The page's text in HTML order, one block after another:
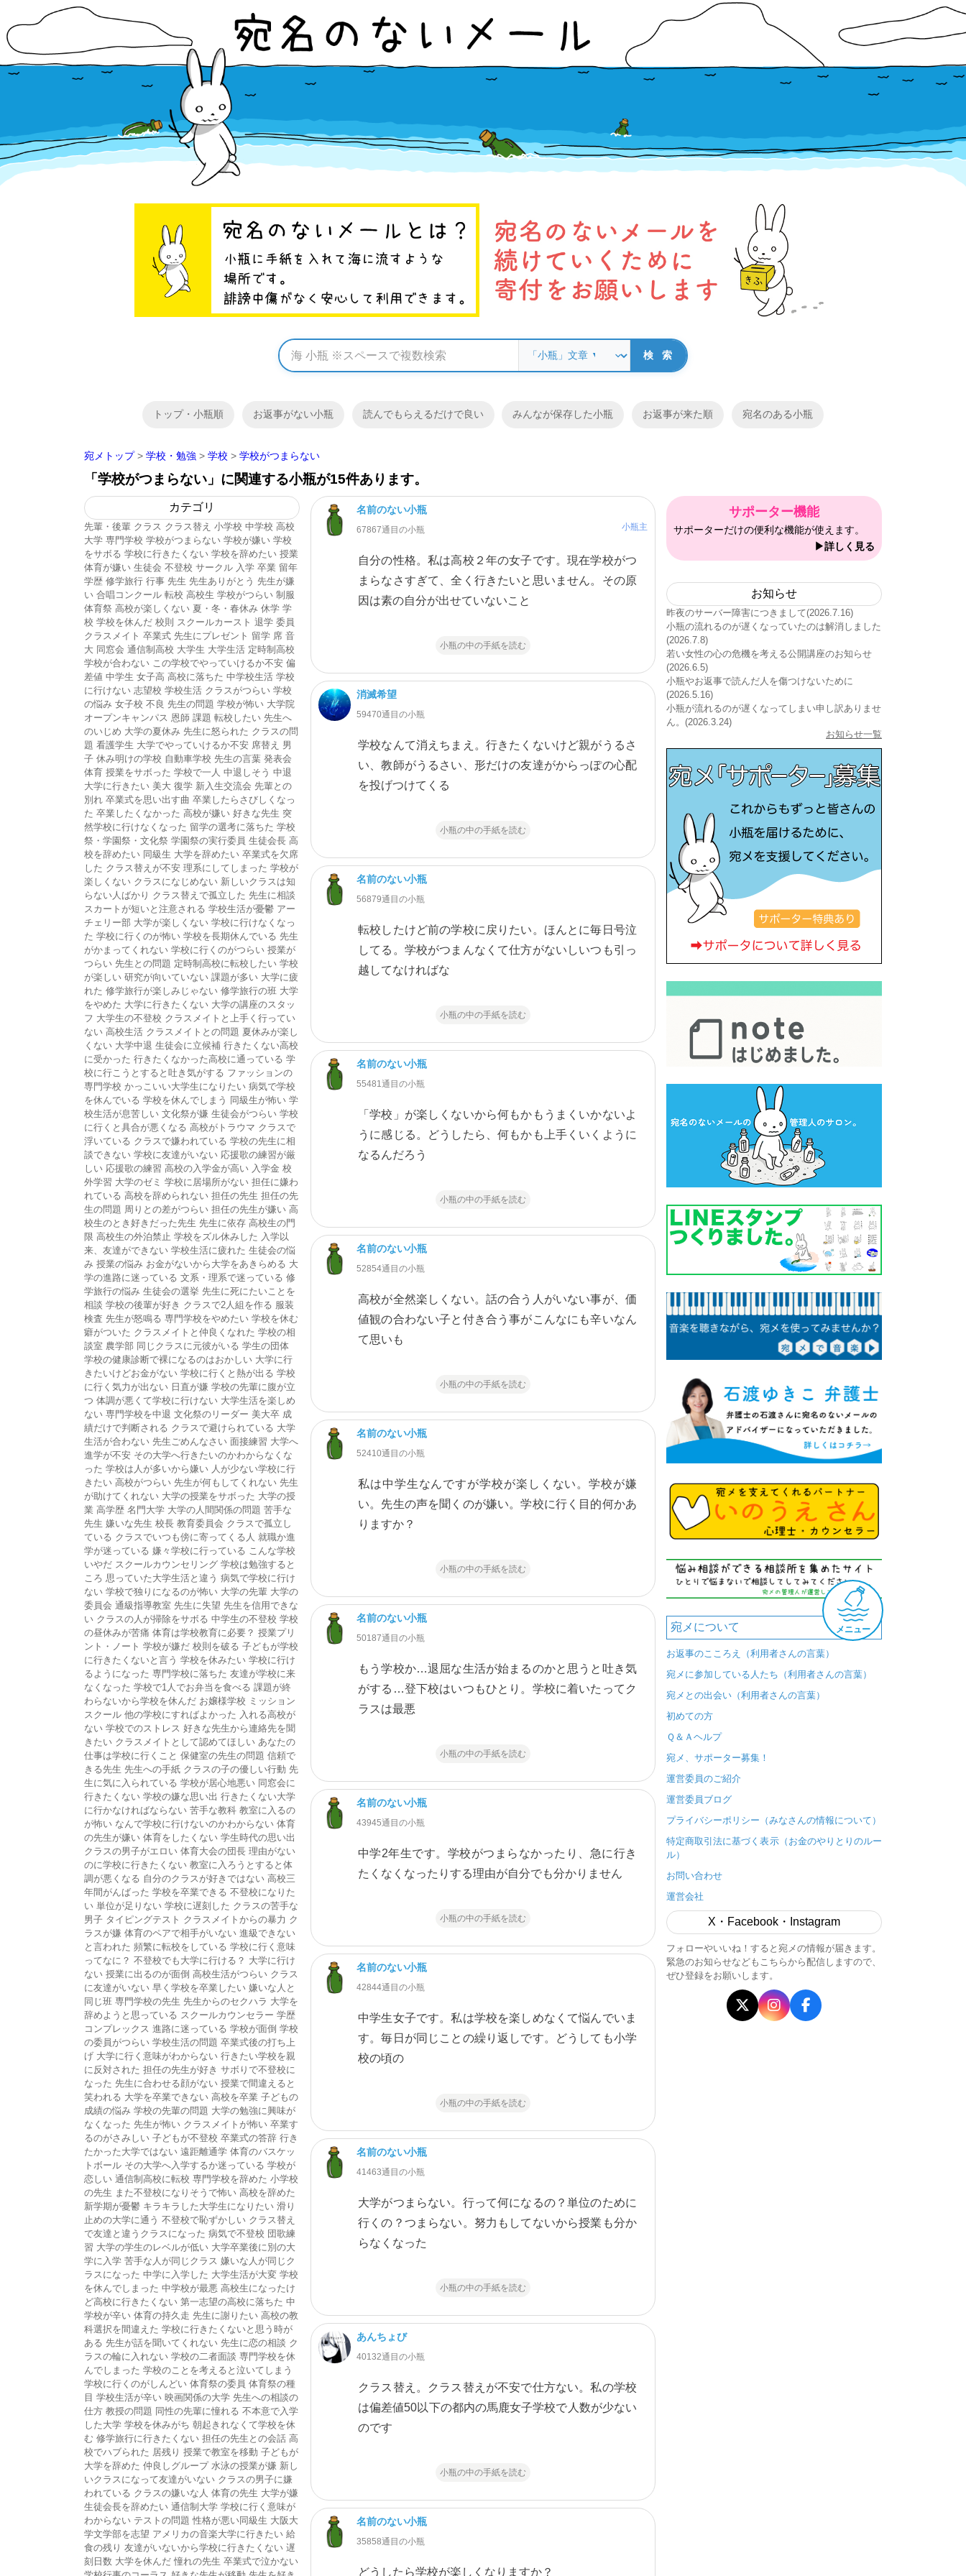
メニュー
トップ・小瓶順 お返事がない小瓶 読んでもらえるだけで良い みんなが保存した小瓶 お返事が来た順 宛名のある小瓶
宛メトップ > 学校・勉強 > 学校 > 学校がつまらない
「学校がつまらない」に関連する小瓶が15件あります。
カテゴリ
先輩・後輩 クラス クラス替え 小学校 中学校 高校
大学 専門学校 学校がつまらない 学校が嫌い 学校
をサボる 学校に行きたくない 学校を辞めたい 授業
体育が嫌い 生徒会 不登校 サークル 入学 卒業 留年
学歴 修学旅行 行事 先生 先生ありがとう 先生が嫌
い 合唱コンクール 転校 高校生 学校がつらい 制服
体育祭 高校が楽しくない 夏・冬・春休み 休学 学
校 学校を休んだ 校則 スクールカースト 退学 委員
クラスメイト 卒業式 先生にプレゼント 留学 席 音
大 同窓会 通信制高校 大学生 大学生活 定時制高校
学校が合わない この学校でやっていけるか不安 偏
差値 中学生 女子高 高校に落ちた 中学校生活 学校
に行けない 志望校 学校生活 クラスがつらい 学校
の悩み 女子校 不良 先生の問題 学校が怖い 大学院
オープンキャンパス 恩師 課題 転校したい 先生へ
のいじめ 大学の夏休み 先生に怒られた クラスの問
題 看護学生 大学でやっていけるか不安 席替え 男
子 休み明けの学校 自動車学校 先生の言葉 発表会
体育 授業をサボった 学校で一人 中退しそう 中退
大学に行きたい 美大 復学 新入生交流会 先輩との
別れ 卒業式を思い出す曲 卒業したらさびしくなっ
た 卒業したくなかった 高校が嫌い 好きな先生 突
然学校に行けなくなった 留学の選考に落ちた 学校
祭・学園祭・文化祭 学園祭の実行委員 生徒会長 高
校を辞めたい 同級生 大学を辞めたい 卒業式を欠席
した クラス替えが不安 理系にしてしまった 学校が
楽しくない クラスになじめない 新しいクラスは知
らない人ばかり クラス替えで孤立した 先生に相談
スカートが短いと注意される 学校生活が憂鬱 アー
チェリー部 大学が楽しくない 学校に行けなくなっ
た 学校に行くのが怖い 学校を長期休んでいる 先生
がかまってくれない 学校に行くのがつらい 授業が
つらい 先生との問題 定時制高校に転校したい 学校
が楽しい 研究が向いていない 課題が多い 大学に疲
れた 修学旅行が楽しみじゃない 修学旅行の班 大学
をやめた 大学に行きたくない 大学の講座のスタッ
フ 大学生の不登校 クラスメイトと上手く行ってい
ない 高校生活 クラスメイトとの問題 夏休みが楽し
くない 大学中退 生徒会に立候補 行きたくない高校
に受かった 行きたくなかった高校に通っている 学
校に行こうとすると吐き気がする ファッションの
専門学校 かっこいい大学生になりたい 病気で学校
を休んでいる 学校を休んでしまう 同級生が怖い 学
校生活が息苦しい 文化祭が嫌 生徒会がつらい 学校
に行くと具合が悪くなる 高校がトラウマ クラスで
浮いている クラスで嫌われている 学校の先生に相
談できない 学校に友達がいない 応援歌の練習が厳
しい 応援歌の練習 高校の入学金が高い 入学金 校
外学習 大学のゼミ 学校に居場所がない 担任に嫌わ
れている 高校を辞められない 担任の先生 担任の先
生の問題 周りとの差がつらい 担任の先生が嫌い 高
校生のとき好きだった先生 先生に依存 高校生の門
限 高校生の外泊禁止 学校をズル休みした 入学以
来、友達ができない 学校生活に疲れた 生徒会の悩
み 授業の悩み お金がないから大学をあきらめる 大
学の進路に迷っている 文系・理系で迷っている 修
学旅行の悩み 生徒会の選挙 先生に死にたいことを
相談 学校の後輩が好き クラスで2人組を作る 服装
検査 先生が怒鳴る 専門学校をやめたい 学校を休む
癖がついた クラスメイトと仲良くなれた 学校の相
談室 農学部 同じクラスに元彼がいる 学生の団体
学校の健康診断で裸になるのはおかしい 大学に行
きたいけどお金がない 学校に行くと熱が出る 学校
に行く気力が出ない 日直が嫌 学校の先輩に腹が立
つ 体調が悪くて学校に行けない 大学生活を楽しめ
ない 専門学校を中退 文化祭のリーダー 美大卒 成
績だけで判断される クラスで避けられている 大学
生活が合わない 先生ごめんなさい 面接練習 大学へ
進学が不安 その大学へ行きたいのかわからなくな
った 学校は人が多いから嫌い 人が少ない学校に行
きたい 高校がつらい 先生が何もしてくれない 先生
が助けてくれない 大学の授業をサボった 大学の授
業 高学歴 名門大学 大学の人間関係の問題 苦手な
先生 嫌いな先生 校長 教育委員会 クラスで孤立し
ている クラスでいつも傍に寄ってくる人 就職か進
学が迷っている 嫌々学校に行っている こんな学校
いやだ スクールカウンセリング 学校は勉強すると
ころ 思っていた大学生活と違う 病気で学校に行け
ない 学校で独りになるのが怖い 大学の先輩 大学の
委員会 通級指導教室 先生に失望 先生を信用できな
い クラスの人が掃除をサボる 中学生の不登校 学校
の昼休みが苦痛 体育は学校教育に必要？ 授業プリ
ント・ノート 学校が嫌だ 校則を破る 子どもが学校
に行きたくないと言う 学校を休みたい 学校に行け
るようになった 専門学校に落ちた 友達が学校に来
なくなった 学校で1人でお弁当を食べる 課題が終
わらないから学校を休んだ お嬢様学校 ミッション
スクール 他の学校にすればよかった 入れる高校が
ない 学校でのストレス 好きな先生から連絡先を聞
きたい クラスメイトとして認めてほしい あなたの
仕事は学校に行くこと 保健室の先生の問題 信頼で
きる先生 先生への手紙 クラスの子の優しい行動 先
生に気に入られている 学校が居心地悪い 同窓会に
行きたくない 学校の嫌な思い出 行きたくない大学
に行かなければならない 苦手な教科 教室に入るの
が怖い なんで学校に行けないのかわからない 体育
の先生が嫌い 体育をしたくない 学生時代の思い出
クラスの男子がエロい 体育大会の団長 理由がない
のに学校に行きたくない 教室に入ろうとすると体
調が悪くなる 自分のクラスが好きではない 高校三
年間がんばった 学校を卒業できる 不登校になりた
い 単位が足りない 学校に遅刻した クラスの苦手な
男子 タイピングテスト クラスメイトからの暴力 ク
ラスが嫌 体育のペアで相手がいない 進級できない
と言われた 頻繁に転校をしている 学校に行く意味
ってなに？ 不登校でも大学に行ける？ 大学に行け
ない 授業に出るのが面倒 高校生活がつらい クラス
に友達がいない 早く学校を卒業したい 嫌いな人と
同じ班 専門学校の先生 先生からのセクハラ 大学を
辞めようと思っている スクールカウンセラー 学歴
コンプレックス 進路に迷っている 学校が面倒 学校
の委員がつらい 学校生活の問題 卒業式後の打ち上
げ 大学に行く意味がわからない 行きたい学校を親
に反対された 担任の先生が好き サボりで不登校に
なった 先生に合わせる顔がない 授業で間違えると
笑われる 大学を卒業できない 高校を卒業 子どもの
成績の悩み 学校の先輩の問題 大学の勉強に興味が
なくなった 先生が怖い クラスメイトが怖い 卒業す
るのがさみしい 子どもが不登校 卒業式の答辞 行き
たかった大学ではない 遠距離通学 体育のバスケッ
トボール その大学へ入学するか迷っている 学校が
恋しい 通信制高校に転校 専門学校を辞めた 小学校
の先生 また不登校になりそうで怖い 高校を辞めた
新学期が憂鬱 キラキラした大学生になりたい 滑り
止めの大学に通う 不登校で恥ずかしい クラス替え
で友達と違うクラスになった 病気で不登校 団歌練
習 大学の学生のレベルが低い 大学卒業後に別の大
学に入学 苦手な人が同じクラス 嫌いな人が同じク
ラスになった 中学に入学した 大学生活が大変 学校
を休んでしまった 中学校が最悪 高校生になったけ
ど高校に行きたくない 第一志望の高校に落ちた 中
学校が辛い 体育の持久走 先生に謝りたい 高校の教
科選択を間違えた 学校に行きたくないと思う時が
ある 先生が話を聞いてくれない 先生に恋の相談 ク
ラスの輪に入れない 学校の二者面談 専門学校を休
んでしまった 学校のことを考えると泣いてしまう
学校に行くのがしんどい 体育祭の委員 体育祭の種
目 学校生活が辛い 映画関係の大学 先生への相談の
仕方 教授の問題 同性の先輩に憧れる 不本意で入学
した大学 学校を休みがち 朝起きれなくて学校を休
む 修学旅行に行きたくない 担任の先生との会話 高
校でハブられた 居残り 授業で教室を移動 子どもが
大学を辞めた 仲良しグループ 水泳の授業が嫌 新し
いクラスになって友達がいない クラスの男子に嫌
われている クラスの嫌いな人 体育の先生 大学が嫌
生徒会長を辞めたい 通信制大学 学校に行く意味が
わからない テストの問題 性格が悪い同級生 大阪大
学文学部を志望 アメリカの音楽大学に行きたい 給
食の残り 友達がいないから学校に行きたくない 遅
刻日数 大学を休んだ 憧れの先生 卒業式で泣かない
名前のない小瓶
67867通目の小瓶 小瓶主
自分の性格。私は高校２年の女子です。現在学校がつ
まらなさすぎて、全く行きたいと思いません。その原
因は素の自分が出せていないこと
小瓶の中の手紙を読む
消滅希望
59470通目の小瓶
学校なんて消えちまえ。行きたくないけど親がうるさ
い、教師がうるさい、形だけの友達がからっぽの心配
を投げつけてくる
小瓶の中の手紙を読む
名前のない小瓶
56879通目の小瓶
転校したけど前の学校に戻りたい。ほんとに毎日号泣
してる。学校がつまんなくて仕方がないしいつも引っ
越してなければな
小瓶の中の手紙を読む
名前のない小瓶
55481通目の小瓶
「学校」が楽しくないから何もかもうまくいかないよ
うに感じる。どうしたら、何もかも上手くいくように
なるんだろう
小瓶の中の手紙を読む
名前のない小瓶
52854通目の小瓶
高校が全然楽しくない。話の合う人がいない事が、価
値観の合わない子と付き合う事がこんなにも辛いなん
て思いも
小瓶の中の手紙を読む
名前のない小瓶
52410通目の小瓶
私は中学生なんですが学校が楽しくない。学校が嫌
い。先生の声を聞くのが嫌い。学校に行く目的何かあ
りますか？
小瓶の中の手紙を読む
名前のない小瓶
50187通目の小瓶
もう学校か…退屈な生活が始まるのかと思うと吐き気
がする…登下校はいつもひとり。学校に着いたってク
ラスは最悪
小瓶の中の手紙を読む
名前のない小瓶
43945通目の小瓶
中学2年生です。学校がつまらなかったり、急に行き
たくなくなったりする理由が自分でも分かりません
小瓶の中の手紙を読む
名前のない小瓶
42844通目の小瓶
中学生女子です。私は学校を楽しめなくて悩んでいま
す。毎日が同じことの繰り返しです。どうしても小学
校の頃の
小瓶の中の手紙を読む
名前のない小瓶
41463通目の小瓶
大学がつまらない。行って何になるの？単位のために
行くの？つまらない。努力もしてないから授業も分か
らなくなった
小瓶の中の手紙を読む
あんちょび
40132通目の小瓶
クラス替え。クラス替えが不安で仕方ない。私の学校
は偏差値50以下の都内の馬鹿女子学校で人数が少ない
のです
小瓶の中の手紙を読む
名前のない小瓶
35858通目の小瓶
どうしたら学校が楽しくなりますか？
サポーター機能
サポーターだけの便利な機能が使えます。
▶詳しく見る
お知らせ
昨夜のサーバー障害につきまして(2026.7.16)
小瓶の流れるのが遅くなっていたのは解消しました
(2026.7.8)
若い女性の心の危機を考える公開講座のお知らせ
(2026.6.5)
小瓶やお返事で読んだ人を傷つけないために
(2026.5.16)
小瓶が流れるのが遅くなってしまい申し訳ありませ
ん。(2026.3.24)
お知らせ一覧
宛メについて
お返事のこころえ（利用者さんの言葉）
宛メに参加している人たち（利用者さんの言葉）
宛メとの出会い（利用者さんの言葉）
初めての方
Ｑ＆Ａヘルプ
宛メ、サポーター募集！
運営委員のご紹介
運営委員ブログ
プライバシーポリシー（みなさんの情報について）
特定商取引法に基づく表示（お金のやりとりのルー
ル）
お問い合わせ
運営会社
X・Facebook・Instagram
フォローやいいね！すると宛メの情報が届きます。
緊急のお知らせなどもこちらから配信しますので、
ぜひ登録をお願いします。